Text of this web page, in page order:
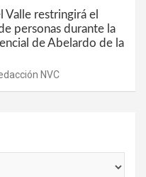
Valle restringirá el
personas durante la
de Abelardo de la
NVC